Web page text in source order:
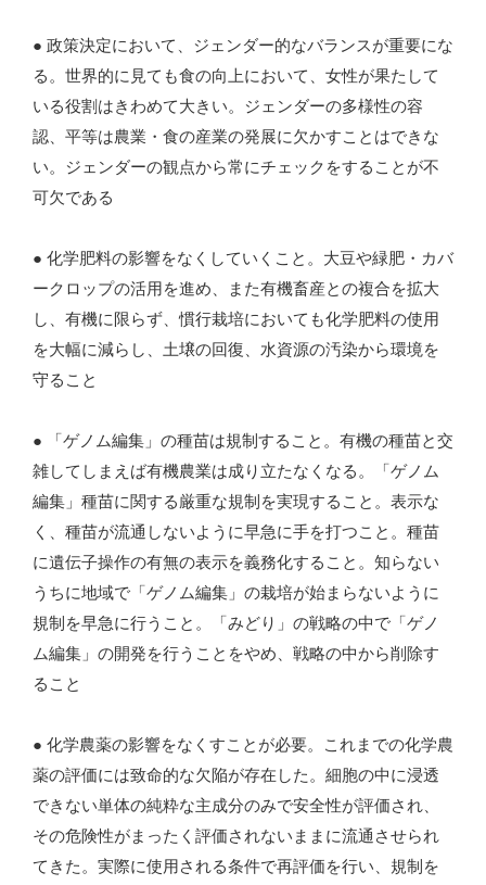
● 政策決定において、ジェンダー的なバランスが重要にな
る。世界的に見ても食の向上において、女性が果たして
いる役割はきわめて大きい。ジェンダーの多様性の容
認、平等は農業・食の産業の発展に欠かすことはできな
い。ジェンダーの観点から常にチェックをすることが不
可欠である
● 化学肥料の影響をなくしていくこと。大豆や緑肥・カバ
ークロップの活用を進め、また有機畜産との複合を拡大
し、有機に限らず、慣行栽培においても化学肥料の使用
を大幅に減らし、土壌の回復、水資源の汚染から環境を
守ること
● 「ゲノム編集」の種苗は規制すること。有機の種苗と交
雑してしまえば有機農業は成り立たなくなる。「ゲノム
編集」種苗に関する厳重な規制を実現すること。表示な
く、種苗が流通しないように早急に手を打つこと。種苗
に遺伝子操作の有無の表示を義務化すること。知らない
うちに地域で「ゲノム編集」の栽培が始まらないように
規制を早急に行うこと。「みどり」の戦略の中で「ゲノ
ム編集」の開発を行うことをやめ、戦略の中から削除す
ること
● 化学農薬の影響をなくすことが必要。これまでの化学農
薬の評価には致命的な欠陥が存在した。細胞の中に浸透
できない単体の純粋な主成分のみで安全性が評価され、
その危険性がまったく評価されないままに流通させられ
てきた。実際に使用される条件で再評価を行い、規制を